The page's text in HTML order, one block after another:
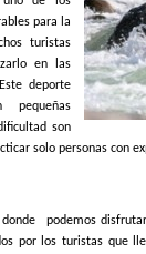
para la
turistas
en las
deporte
son
solo personas con
podemos
por los turistas que